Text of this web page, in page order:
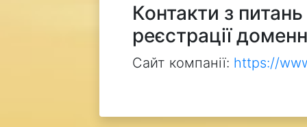
Контакти з
реєстрації
Сайт компанії: https://